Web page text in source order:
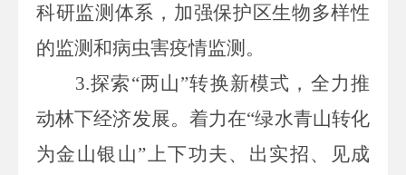
科研监测体系，加强保护区生物多样性
的监测和病虫害疫情监测。
3.探索“两山”转换新模式，全力推
动林下经济发展。着力在“绿水青山转化
为金山银山”上下功夫、出实招、见成